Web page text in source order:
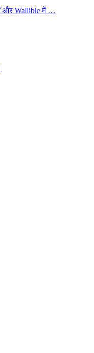
और Wallible में …